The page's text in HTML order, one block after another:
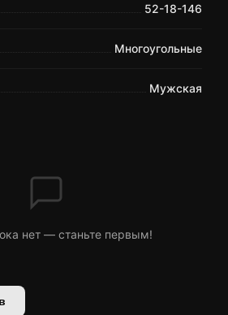
52-18-146
Многоугольные
Мужская
нет — станьте первым!